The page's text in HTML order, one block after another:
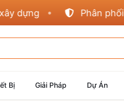
dựng Phân phối
Bị Giải Pháp Dự Án